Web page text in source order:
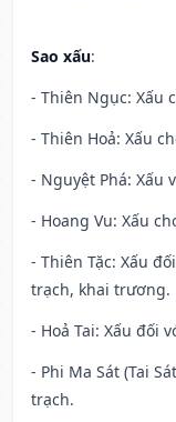
Sao xấu:
- Thiên Ngục: Xấu
- Thiên Hoả: Xấu
- Nguyệt Phá: Xấu
- Hoang Vu: Xấu
- Thiên Tặc: Xấu
trạch, khai trương.
- Hoả Tai: Xấu đối
- Phi Ma Sát (Tai
trạch.